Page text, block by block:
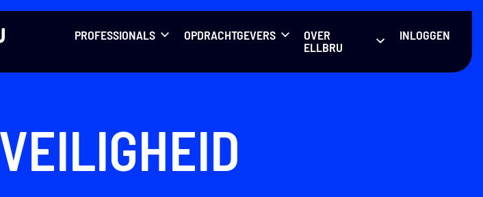
PROFESSIONALS OPDRACHTGEVERS
OVER
ELLBRU
INLOGGEN